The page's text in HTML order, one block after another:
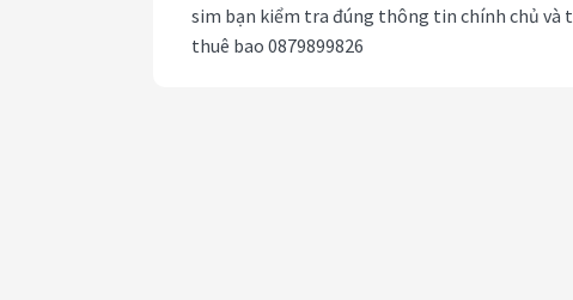
sim bạn kiểm tra đúng thông tin chính chủ và
thuê bao 0879899826